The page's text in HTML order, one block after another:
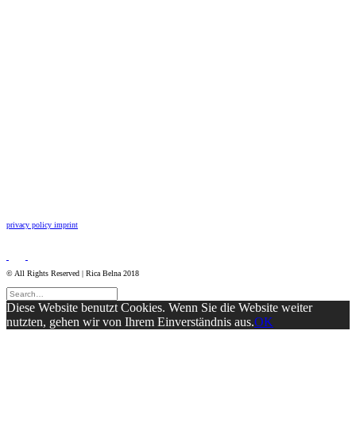
privacy policy imprint
© All Rights Reserved | Rica Belna 2018
Diese Website benutzt Cookies. Wenn Sie die Website weiter
nutzten, gehen wir von Ihrem Einverständnis aus.OK